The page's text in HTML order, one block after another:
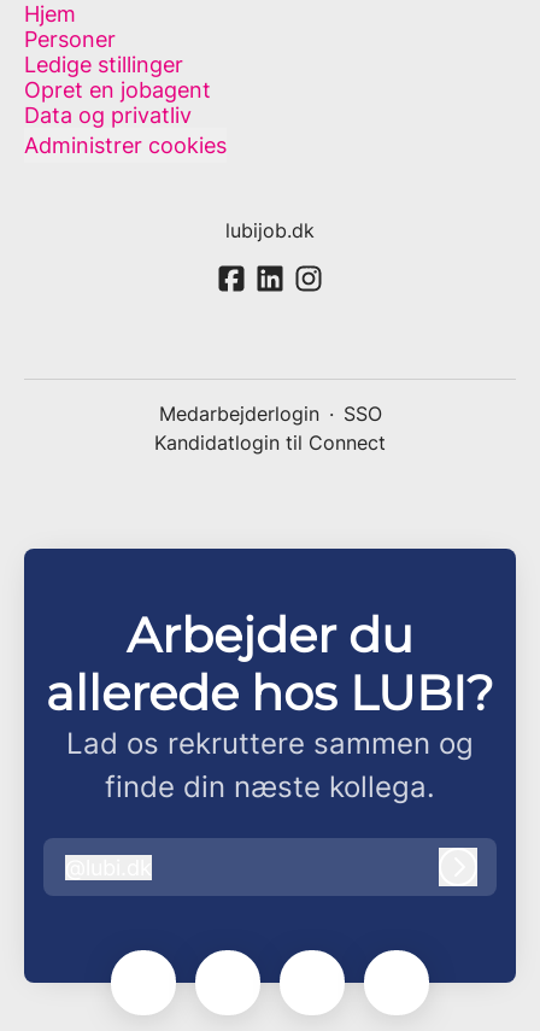
Hjem
Personer
Ledige stillinger
Opret en jobagent
Data og privatliv
Administrer cookies
lubijob.dk
Medarbejderlogin · SSO
Kandidatlogin til Connect
Arbejder du
allerede hos LUBI?
Lad os rekruttere sammen og
finde din næste kollega.
lubi.dk